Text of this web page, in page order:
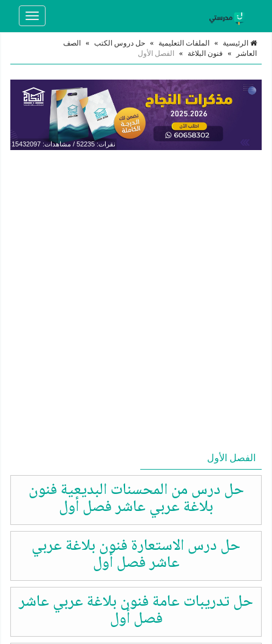
Toggle
الرئيسية » الملفات التعليمية » حل دروس الكتب »
الصف
العاشر
» فنون البلاغة » الفصل الأول
نقرات: 52235 / مشاهدات: 15432097
الفصل الأول
حل درس من المحسنات البديعية فنون
بلاغة عربي عاشر فصل أول
حل درس الاستعارة فنون بلاغة عربي
عاشر فصل أول
حل تدريبات عامة فنون بلاغة عربي عاشر
فصل أول